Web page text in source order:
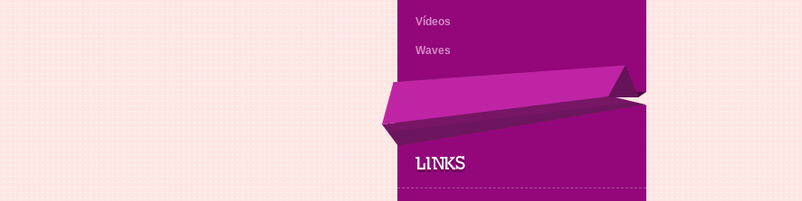
Vídeos
Waves
LINKS